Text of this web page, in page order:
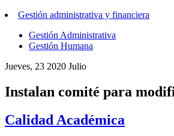
Gestión administrativa y financiera
Gestión Administrativa
Gestión Humana
Jueves, 23 2020 Julio
Instalan comité para
Calidad Académica